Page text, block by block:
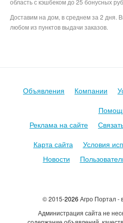
область с кэшбеком до 25 бонусных
Доставим на дом, в среднем за 2 дня.
любом из пунктов выдачи заказов.
© 2015-2026 Агро Портал -
Администрация сайта не
Объявления Компании
Реклама на сайте
Карта сайта
Условия
Новости